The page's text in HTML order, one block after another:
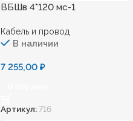
ВБШв 4*120 мс-1
Кабель и провод
В наличии
7 255,00 ₽
Артикул:716